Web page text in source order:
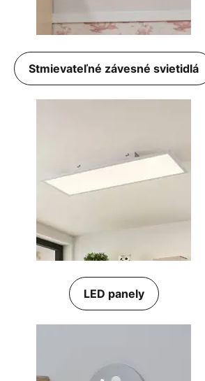
Stmievateľné závesné svietidlá
LED panely